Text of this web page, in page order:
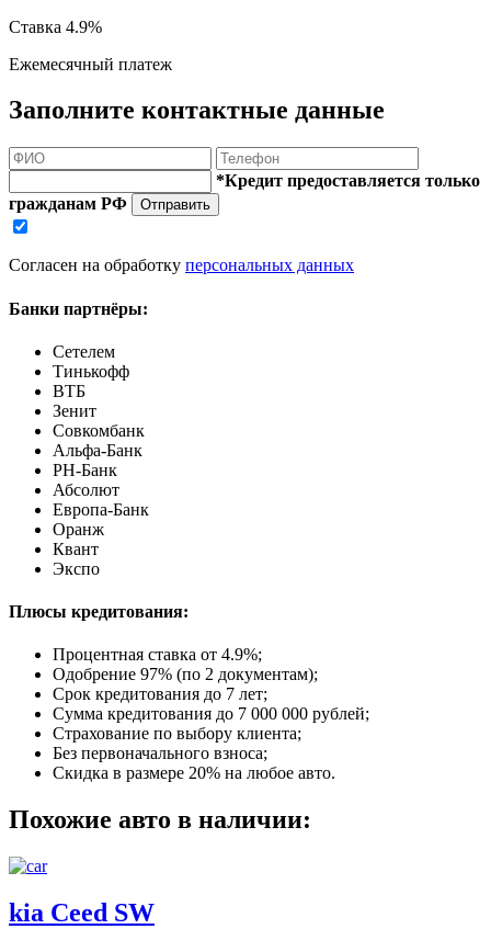
Ставка 4.9%
Ежемесячный платеж
Заполните контактные данные
*Кредит предоставляется только
гражданам РФ
Отправить
Согласен на обработку персональных данных
Банки партнёры:
Сетелем
Тинькофф
ВТБ
Зенит
Совкомбанк
Альфа-Банк
РН-Банк
Абсолют
Европа-Банк
Оранж
Квант
Экспо
Плюсы кредитования:
Процентная ставка от 4.9%;
Одобрение 97% (по 2 документам);
Срок кредитования до 7 лет;
Сумма кредитования до 7 000 000 рублей;
Страхование по выбору клиента;
Без первоначального взноса;
Скидка в размере 20% на любое авто.
Похожие авто в наличии:
kia Ceed SW